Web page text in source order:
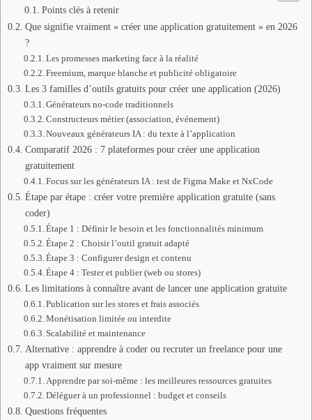
Points clés à retenir
Que signifie vraiment « créer une application gratuitement » en 2026
?
Les promesses marketing face à la réalité
Freemium, marque blanche et publicité obligatoire
Les 3 familles d’outils gratuits pour créer une application (2026)
Générateurs no-code traditionnels
Constructeurs métier (association, événement)
Nouveaux générateurs IA : du texte à l’application
Comparatif 2026 : 7 plateformes pour créer une application
gratuitement
Focus sur les générateurs IA : test de Figma Make et NxCode
Étape par étape : créer votre première application gratuite (sans
coder)
Étape 1 : Définir le besoin et les fonctionnalités minimum
Étape 2 : Choisir l’outil gratuit adapté
Étape 3 : Configurer design et contenu
Étape 4 : Tester et publier (web ou stores)
Les limitations à connaître avant de lancer une application gratuite
Publication sur les stores et frais associés
Monétisation limitée ou interdite
Scalabilité et maintenance
Alternative : apprendre à coder ou recruter un freelance pour une
app vraiment sur mesure
Apprendre par soi-même : les meilleures ressources gratuites
Déléguer à un professionnel : budget et conseils
Questions fréquentes